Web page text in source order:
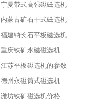
宁夏带式高强磁磁选机
内蒙古矿石干式磁选机
福建钠长石平板磁选机
重庆铁矿永磁磁选机
江苏平板磁选机的参数
德州永磁筒式磁选机
潍坊铁矿磁选机价格